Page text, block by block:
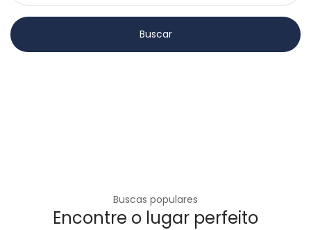
Buscas populares
Encontre o lugar perfeito